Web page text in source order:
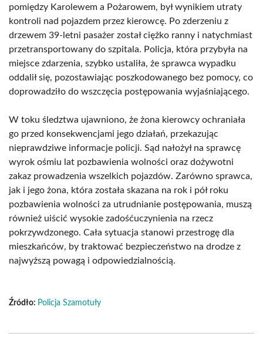
pomiędzy Karolewem a Pożarowem, był wynikiem utraty
kontroli nad pojazdem przez kierowcę. Po zderzeniu z
drzewem 39-letni pasażer został ciężko ranny i natychmiast
przetransportowany do szpitala. Policja, która przybyła na
miejsce zdarzenia, szybko ustaliła, że sprawca wypadku
oddalił się, pozostawiając poszkodowanego bez pomocy, co
doprowadziło do wszczęcia postępowania wyjaśniającego.
W toku śledztwa ujawniono, że żona kierowcy ochraniała
go przed konsekwencjami jego działań, przekazując
nieprawdziwe informacje policji. Sąd nałożył na sprawcę
wyrok ośmiu lat pozbawienia wolności oraz dożywotni
zakaz prowadzenia wszelkich pojazdów. Zarówno sprawca,
jak i jego żona, która została skazana na rok i pół roku
pozbawienia wolności za utrudnianie postępowania, muszą
również uiścić wysokie zadośćuczynienia na rzecz
pokrzywdzonego. Cała sytuacja stanowi przestrogę dla
mieszkańców, by traktować bezpieczeństwo na drodze z
najwyższą powagą i odpowiedzialnością.
Źródło: Policja Szamotuły